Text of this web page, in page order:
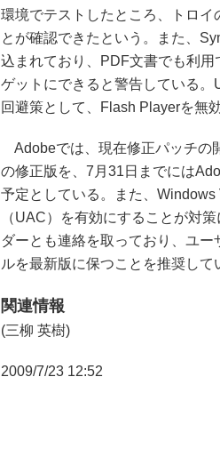
環境でテストしたところ、トロイ
とが確認できたという。また、
込まれており、PDF文書でも利
ゲットにできると警告している
回避策として、Flash Playerを無
Adobeでは、現在修正パッチの
の修正版を、7月31日までには
予定としている。また、
（UAC）を有効にすることが対
ダーとも連絡を取っており、ユ
ルを最新版に保つことを推奨して
関連情報
(三柳 英樹)
2009/7/23 12:52